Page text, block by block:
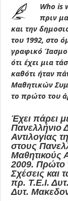
Who is
πριν
και την
του 1992, στο
γραφικό
ότι έχει μια
καθότι ήταν
Μαθητικών
το πρώτο του
Έχει πάρει
Πανελλήνιο
Αντιλογίας
στους
Μαθητικούς
2009. Πρώτο
Σχέσεις και
πρ. Τ.Ε.Ι.
Δυτ.